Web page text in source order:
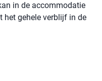
in de accommodatie
het gehele verblijf in de